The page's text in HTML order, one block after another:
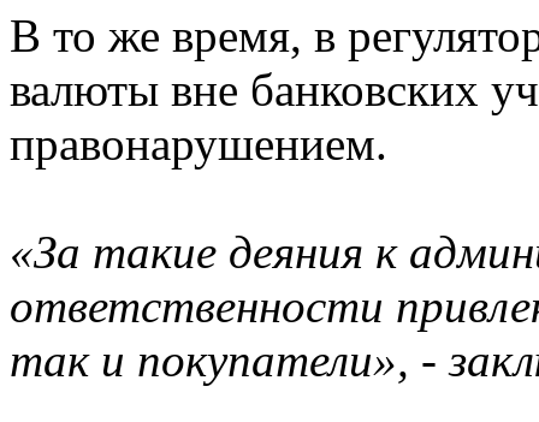
В то же время, в
валюты вне банковских
правонарушением.
«За такие деяния к
ответственности
так и покупатели», -